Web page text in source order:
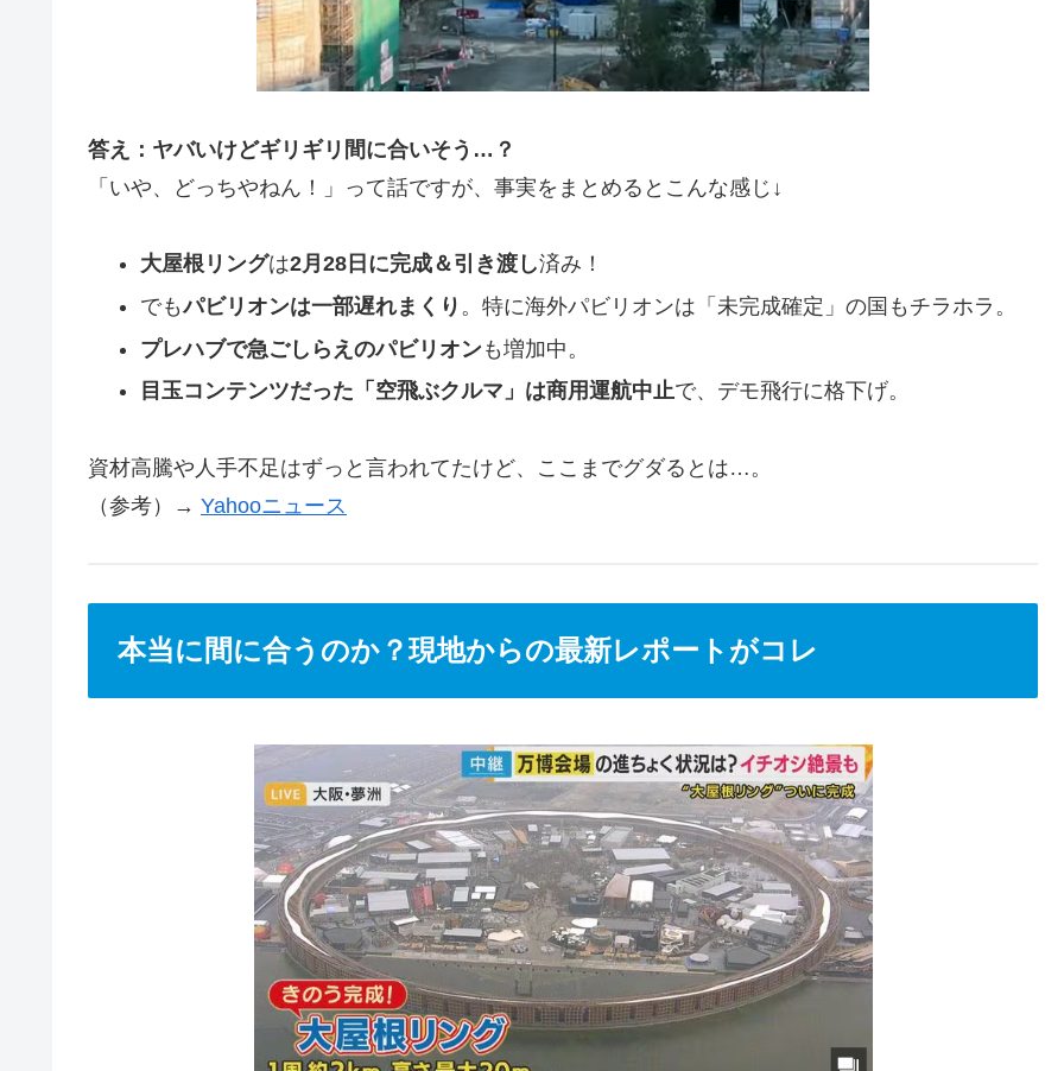
答え：ヤバいけどギリギリ間に合いそう…？
「いや、どっちやねん！」って話ですが、事実をまとめるとこんな感じ↓
大屋根リングは2月28日に完成＆引き渡し済み！
でもパビリオンは一部遅れまくり 。特に海外パビリオンは「未完成確定」の国もチラホラ。
プレハブで急ごしらえのパビリオンも増加中。
目玉コンテンツだった「空飛ぶクルマ」は商用運航中止で、デモ飛行に格下げ。
資材高騰や人手不足はずっと言われてたけど、ここまでグダるとは…。
（参考）→ Yahooニュース
本当に間に合うのか？現地からの最新レポートがコレ